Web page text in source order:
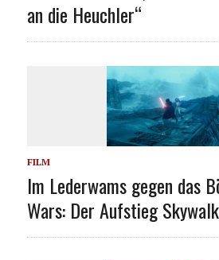
an die Heuchler“
FILM
Im Lederwams gegen das
Wars: Der Aufstieg